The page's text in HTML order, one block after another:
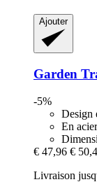
Ajouter
Garden
-5%
Design
En
€ 47,96 €
Livraison